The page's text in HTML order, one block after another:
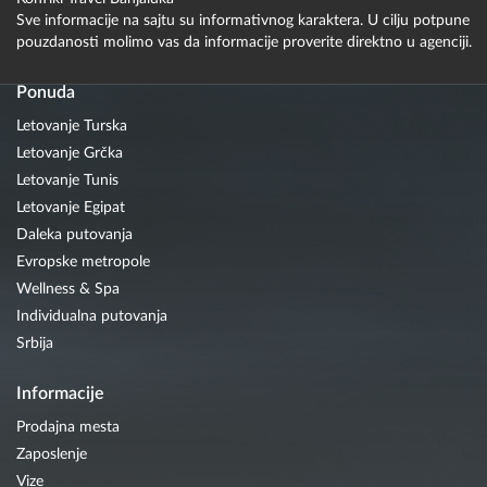
Sve informacije na sajtu su informativnog karaktera. U cilju potpune
pouzdanosti molimo vas da informacije proverite direktno u agenciji.
Ponuda
Letovanje Turska
Letovanje Grčka
Letovanje Tunis
Letovanje Egipat
Daleka putovanja
Evropske metropole
Wellness & Spa
Individualna putovanja
Srbija
Informacije
Prodajna mesta
Zaposlenje
Vize